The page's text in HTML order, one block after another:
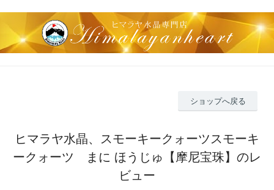
ショップへ戻る
ヒマラヤ水晶、スモーキークォーツスモーキ
ークォーツ まに ほうじゅ【摩尼宝珠】のレ
ビュー